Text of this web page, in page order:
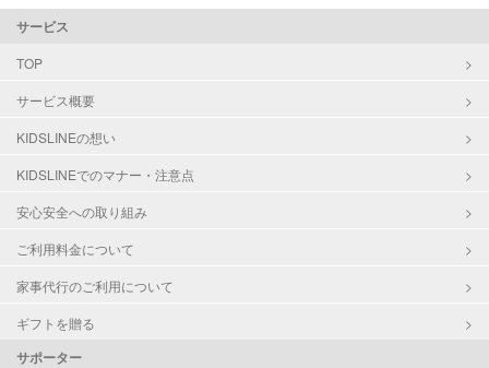
サービス
TOP
サービス概要
KIDSLINEの想い
KIDSLINEでのマナー・注意点
安心安全への取り組み
ご利用料金について
家事代行のご利用について
ギフトを贈る
サポーター